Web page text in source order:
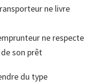
ne livre
ne respecte
de son prêt
du type